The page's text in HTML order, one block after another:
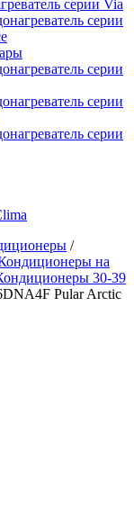
серии Via
серии
серии
серии
серии
/
на
30-39
Pular Arctic